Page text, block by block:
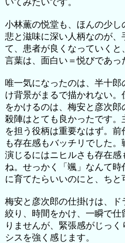
いてみたいです。
小林薫の悦堂も、ほんの少
悲と滋味に深い人柄なのが
て、患者が良くなっていく
言葉は、面白い＝悦びであ
唯一気になったのは、半十
け背景がまるで描かれない
をかけるのは、梅安と彦次
殺陣はとても良かったです
を担う役柄は重要なはず。
も存在感もバッチリでした
演じるにはニヒルさも存在
ね。せっかく「颯」なんて
に育てたらいいのにと、ちと
梅安と彦次郎の仕掛けは、
絞り、時間をかけ、一瞬で
りませんが、緊張感がじっ
シスを強く感じます。